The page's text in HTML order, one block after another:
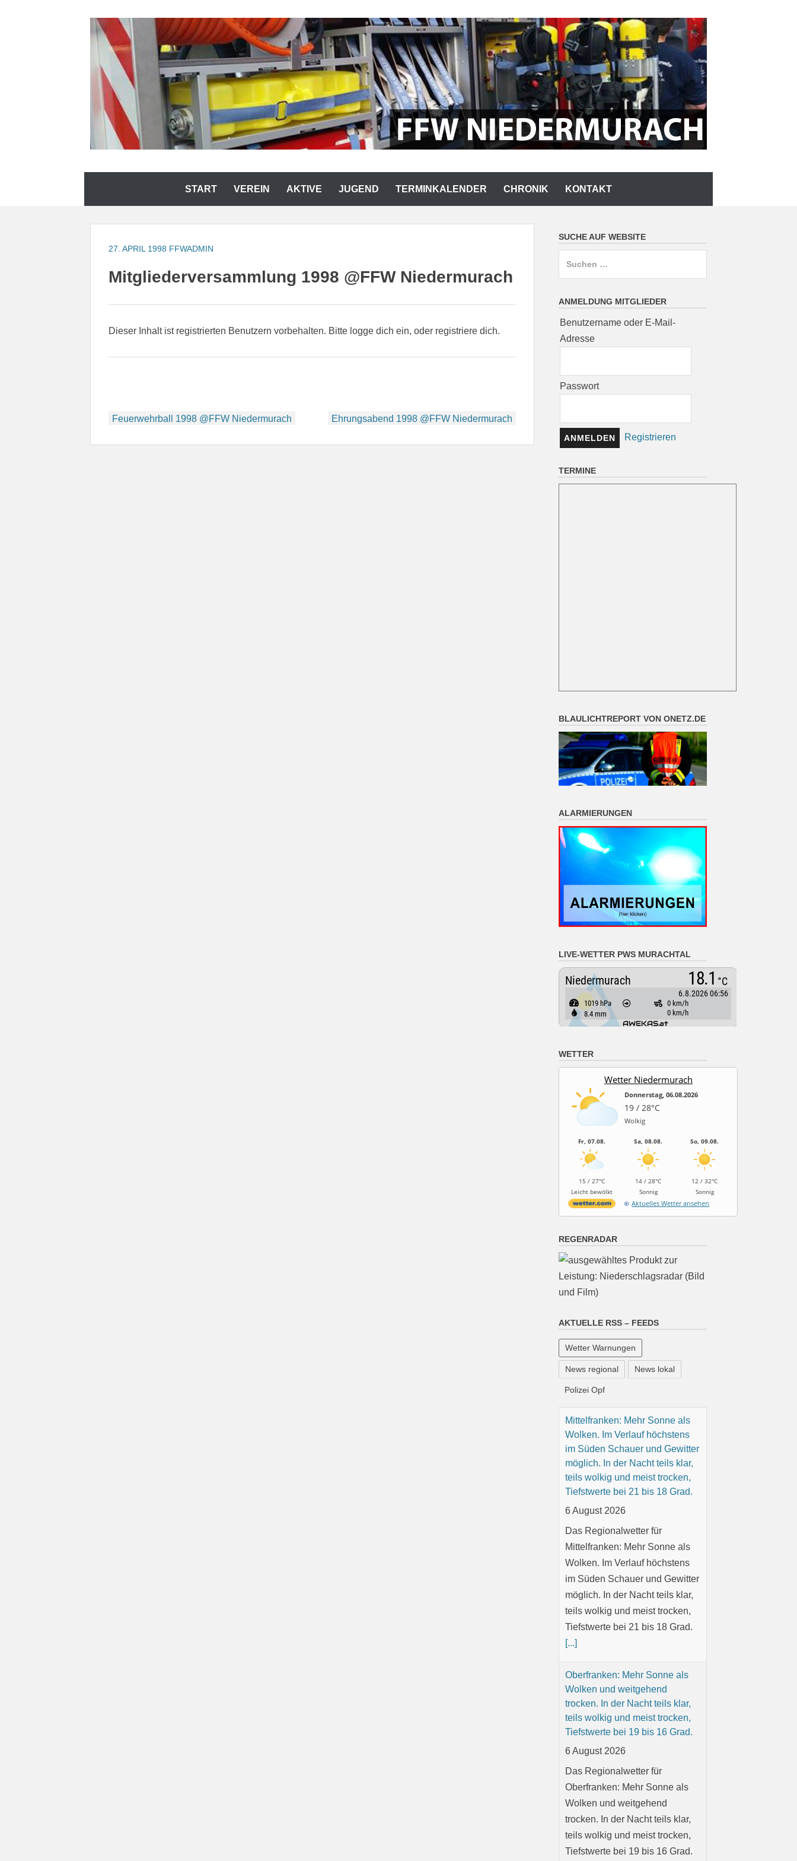
FREIWILLIGE FEUERWEHR NIEDERMURACH
START VEREIN AKTIVE JUGEND TERMINKALENDER CHRONIK KONTAKT
27. APRIL 1998 FFWADMIN
Mitgliederversammlung 1998 @FFW Niedermurach
Dieser Inhalt ist registrierten Benutzern vorbehalten. Bitte logge dich ein, oder registriere dich.
Beitragsnavigation
Feuerwehrball 1998 @FFW Niedermurach Ehrungsabend 1998 @FFW Niedermurach
SUCHE AUF WEBSITE
ANMELDUNG MITGLIEDER
Benutzername oder E-Mail-
Adresse
Passwort
Registrieren
TERMINE
BLAULICHTREPORT VON ONETZ.DE
ALARMIERUNGEN
LIVE-WETTER PWS MURACHTAL
WETTER
Wetter Niedermurach
Donnerstag, 06.08.2026
19 / 28°C
Wolkig
Fr, 07.08.
15 / 27°C
Leicht bewölkt
Sa, 08.08.
14 / 28°C
Sonnig
So, 09.08.
12 / 32°C
Sonnig
Aktuelles Wetter ansehen
REGENRADAR
AKTUELLE RSS – FEEDS
Wetter Warnungen
News regional News lokal
Polizei Opf
Oberfranken: Mehr Sonne als
Wolken und weitgehend
trocken. In der Nacht teils klar,
teils wolkig und meist trocken,
Tiefstwerte bei 19 bis 16 Grad.
6 August 2026
Das Regionalwetter für
Oberfranken: Mehr Sonne als
Wolken und weitgehend
trocken. In der Nacht teils klar,
teils wolkig und meist trocken,
Tiefstwerte bei 19 bis 16 Grad.
[...]
Niederbayern: Sonnig bis
starke Schauer und Gewitter
möglich. Nachts erst locker,
später mitunter stark bewölkt
und Schauer und Gewitter
möglich, 20 bis 17 Grad.
6 August 2026
Das Regionalwetter für
Niederbayern: Sonnig bis
locker bewölkt. Zum Abend hin
starke Schauer und Gewitter
möglich. Nachts erst locker,
später mitunter stark bewölkt